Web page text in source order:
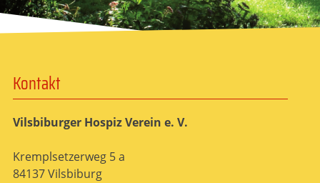
Kontakt
Vilsbiburger Hospiz Verein e. V.
Kremplsetzerweg 5 a
84137 Vilsbiburg